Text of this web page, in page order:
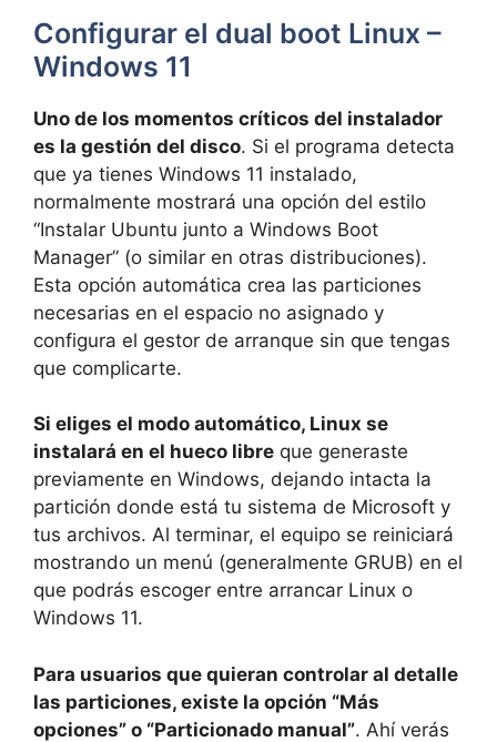
Configurar el dual boot Linux –
Windows 11
Uno de los momentos críticos del instalador
es la gestión del disco. Si el programa detecta
que ya tienes Windows 11 instalado,
normalmente mostrará una opción del estilo
“Instalar Ubuntu junto a Windows Boot
Manager” (o similar en otras distribuciones).
Esta opción automática crea las particiones
necesarias en el espacio no asignado y
configura el gestor de arranque sin que tengas
que complicarte.
Si eliges el modo automático, Linux se
instalará en el hueco libre que generaste
previamente en Windows, dejando intacta la
partición donde está tu sistema de Microsoft y
tus archivos. Al terminar, el equipo se reiniciará
mostrando un menú (generalmente GRUB) en el
que podrás escoger entre arrancar Linux o
Windows 11.
Para usuarios que quieran controlar al detalle
las particiones, existe la opción “Más
opciones” o “Particionado manual”. Ahí verás